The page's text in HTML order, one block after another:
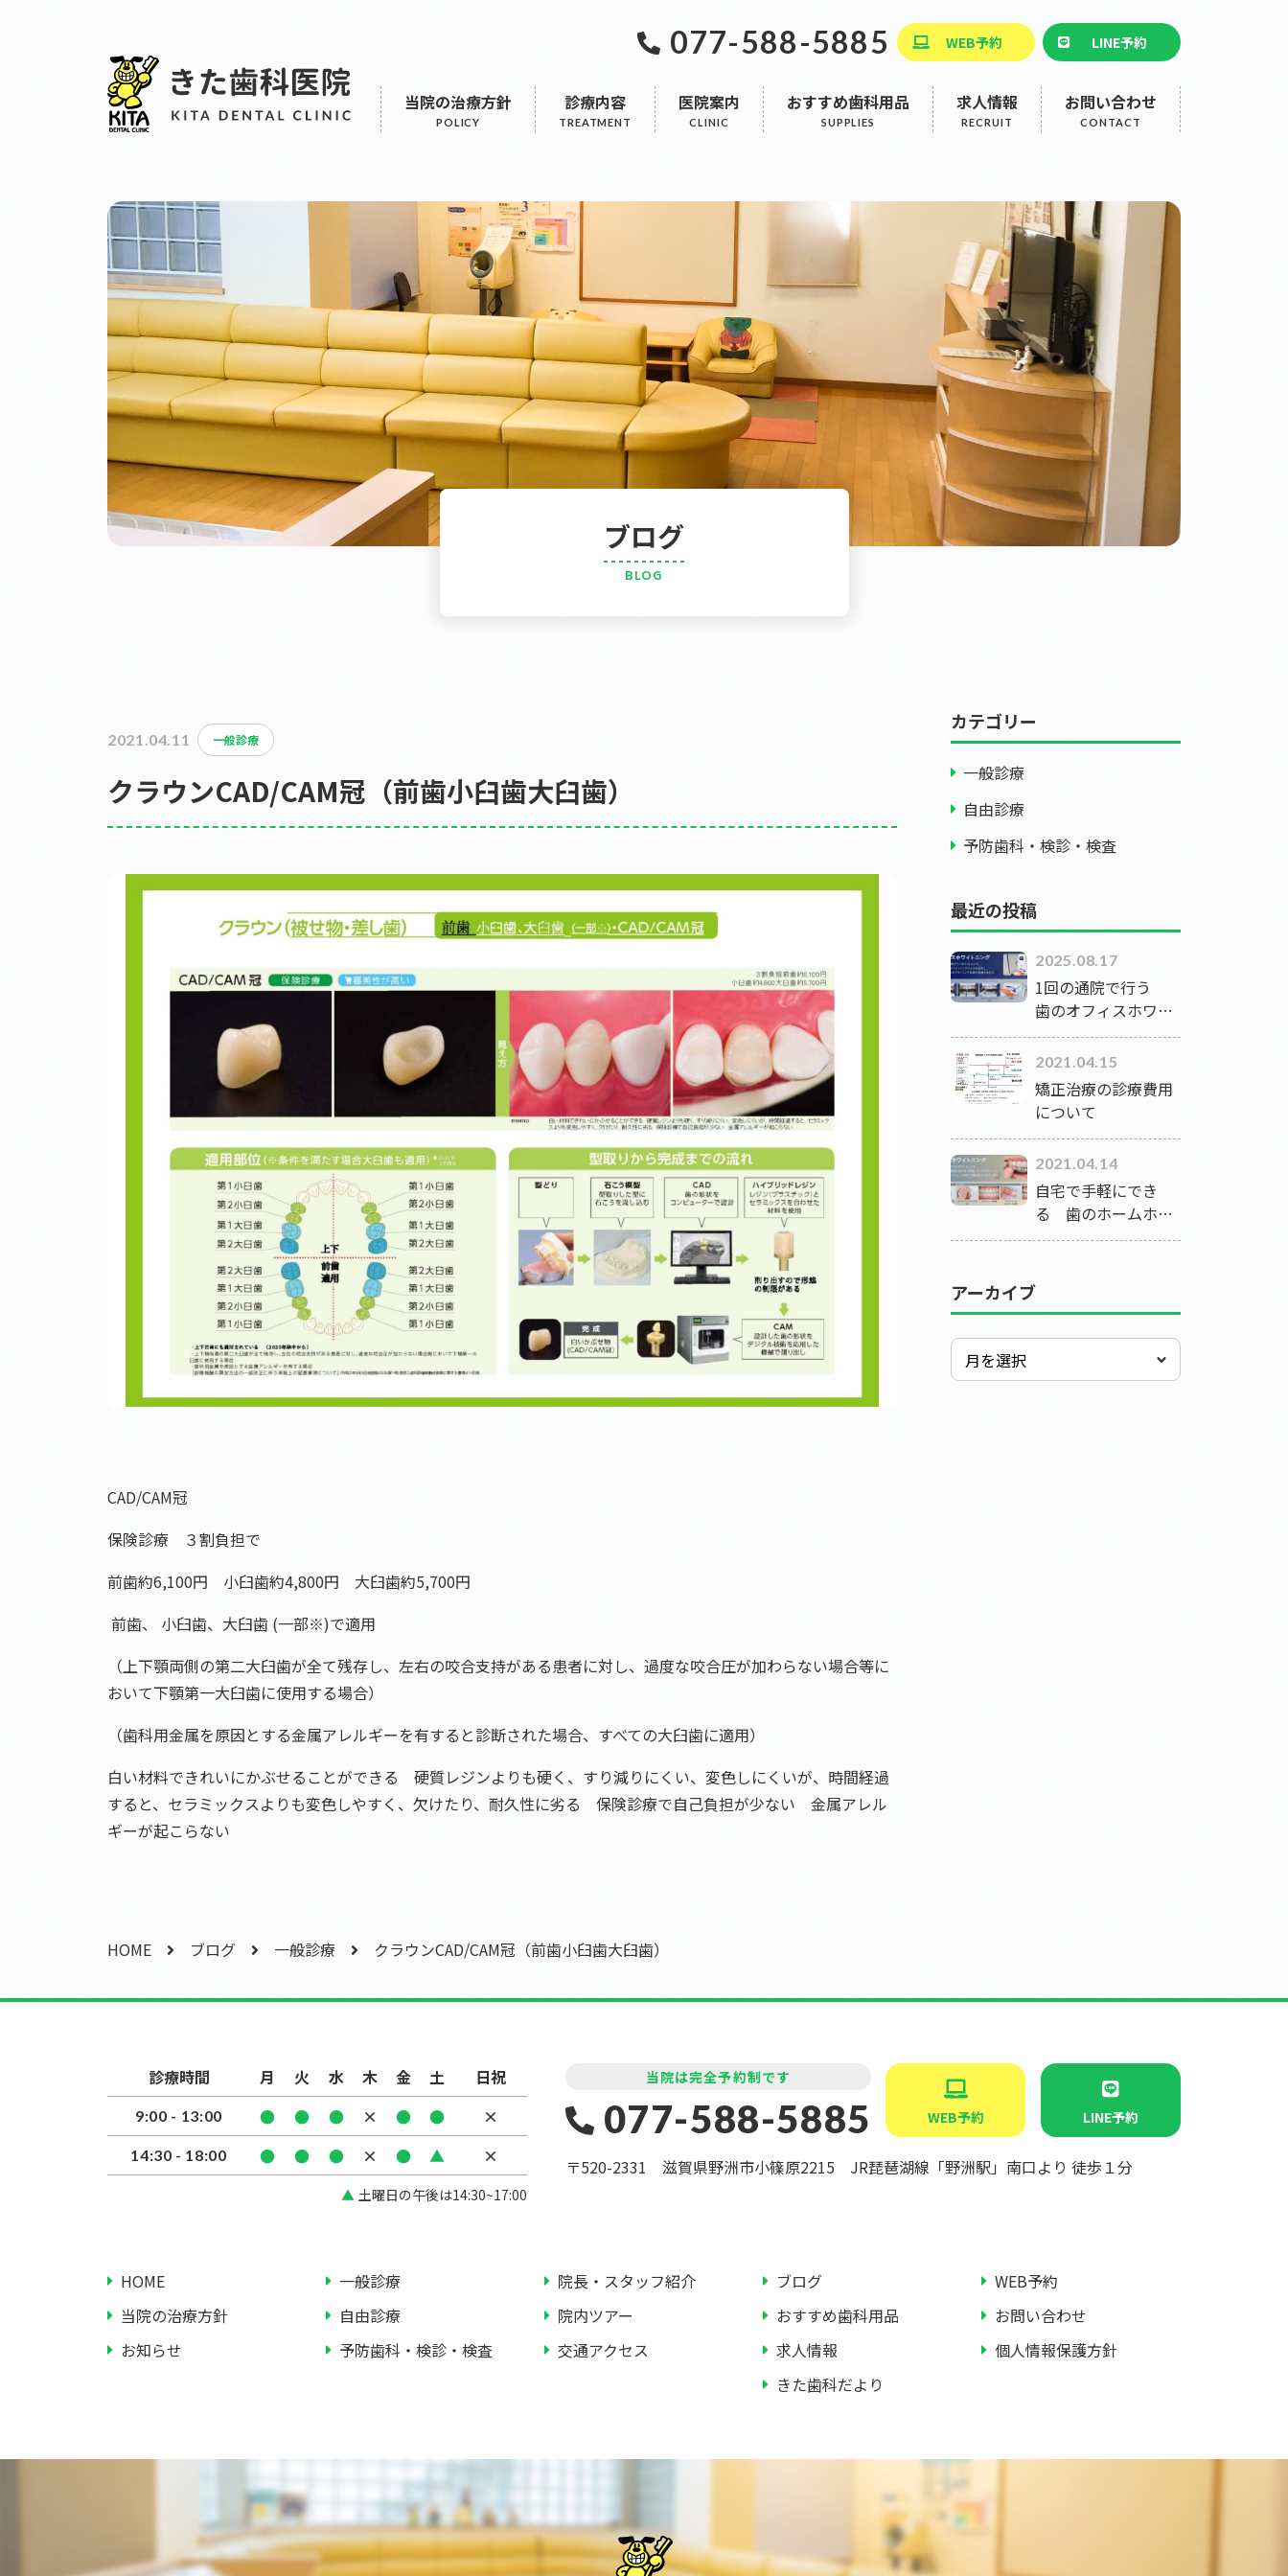
当院の治療方針 診療内容
一般診療 予防歯科・検診・検査
医院案内
院長・スタッフ紹介 院内ツアー 交通アクセス
おすすめ歯科用品 求人情報 お問い合わせ
077-588-5885 WEB予約 LINE予約
ブログ
2021.04.11 一般診療
クラウンCAD/CAM冠（前歯小臼歯大臼歯）
CAD/CAM冠
保険診療 ３割負担で
前歯約6,100円 小臼歯約4,800円 大臼歯約5,700円
前歯、 小臼歯、大臼歯 (一部※)で適用
（上下顎両側の第二大臼歯が全て残存し、左右の咬合支持がある患者に対し、過度な咬合圧が加わらない場合等に
おいて下顎第一大臼歯に使用する場合）
（歯科用金属を原因とする金属アレルギーを有すると診断された場合、すべての大臼歯に適用）
白い材料できれいにかぶせることができる 硬質レジンよりも硬く、すり減りにくい、変色しにくいが、時間経過
すると、セラミックスよりも変色しやすく、欠けたり、耐久性に劣る 保険診療で自己負担が少ない 金属アレル
ギーが起こらない
カテゴリー
一般診療
自由診療
予防歯科・検診・検査
最近の投稿
2025.08.17
1回の通院で行う
歯のオフィスホワイ
トニング
2021.04.15
矯正治療の診療費用
について
2021.04.14
自宅で手軽にでき
る 歯のホームホワ
イトニング
アーカイブ
HOME ブログ 一般診療 クラウンCAD/CAM冠（前歯小臼歯大臼歯）
診療時間 月 火 水 木 金 土 日祝
9:00 - 13:00 ● ● ● × ● ● ×
14:30 - 18:00 ● ● ● × ● ▲ ×
土曜日の午後は14:30~17:00
当院は完全予約制です
077-588-5885 WEB予約 LINE予約
〒520-2331 滋賀県野洲市小篠原2215 JR琵琶湖線「野洲駅」南口より 徒歩１分
HOME
当院の治療方針
お知らせ
一般診療
自由診療
予防歯科・検診・検査
院長・スタッフ紹介
院内ツアー
交通アクセス
ブログ
おすすめ歯科用品
求人情報
きた歯科だより
WEB予約
お問い合わせ
個人情報保護方針